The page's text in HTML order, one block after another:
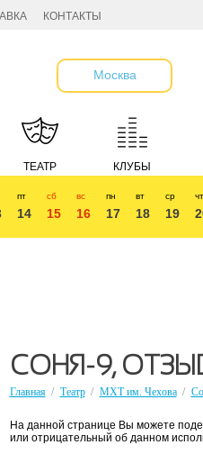
КОНТАКТЫ
Москва
ТЕАТР КЛУБЫ
пт
14
сб
15
вс
16
пн
17
вт
18
ср
19
чт
СОНЯ-9,
Главная / Театр / МХТ им. Чехова /
На данной странице Вы можете
или отрицательный об данном